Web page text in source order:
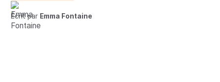
Écrit par Emma Fontaine